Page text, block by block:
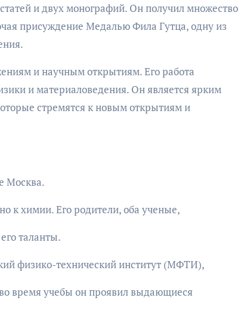
и двух монографий. Он получил множество
присуждение Медалью Фила Гутца, одну из
и научным открытиям. Его работа
и материаловедения. Он является ярким
стремятся к новым открытиям и
Москва.
к химии. Его родители, оба ученые,
таланты.
физико-технический институт (МФТИ),
время учебы он проявил выдающиеся